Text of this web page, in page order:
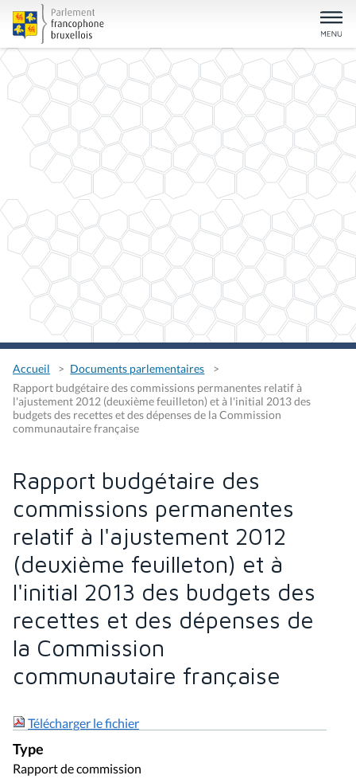
Accueil
Documents parlementaires
Rapport budgétaire des commissions permanentes relatif à
l'ajustement 2012 (deuxième feuilleton) et à l'initial 2013 des
budgets des recettes et des dépenses de la Commission
communautaire française
Rapport budgétaire des
commissions permanentes
relatif à l'ajustement 2012
(deuxième feuilleton) et à
l'initial 2013 des budgets des
recettes et des dépenses de
la Commission
communautaire française
Télécharger le fichier
Type
Rapport de commission